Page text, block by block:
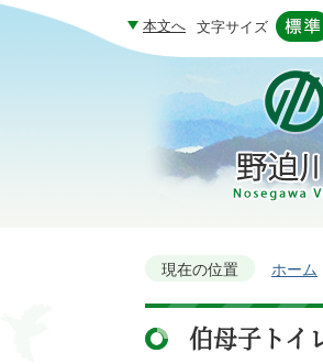
本文へ 文字サイズ
現在の位置 ホーム
伯母子トイ